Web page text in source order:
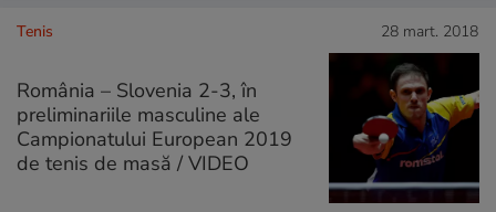
Tenis 28 mart. 2018
România – Slovenia 2-3, în
preliminariile masculine ale
Campionatului European 2019
de tenis de masă / VIDEO